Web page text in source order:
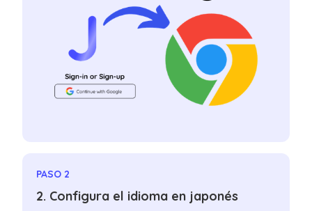
PASO 2
2. Configura el idioma en japonés